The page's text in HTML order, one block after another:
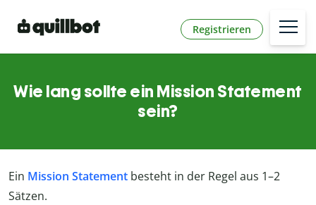
Registrieren
Wie lang sollte ein Mission Statement
sein?
Ein Mission Statement besteht in der Regel aus 1–2
Sätzen.